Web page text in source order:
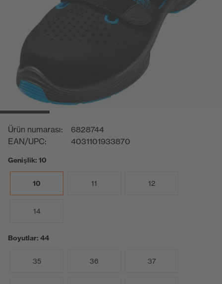
Ürün numarası:
6828744
EAN/UPC:
4031101933870
Genişlik: 10
10 11 12
14
Boyutlar: 44
35 36 37